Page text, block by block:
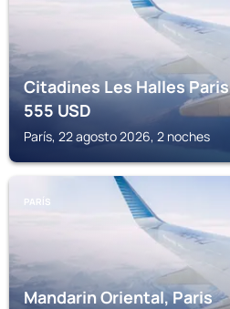
Citadines Les Halles Paris
555USD
París, 22 agosto 2026, 2 noches
PARÍS
Mandarin Oriental, Paris